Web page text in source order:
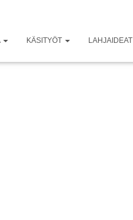
KÄSITYÖT LAHJAIDEAT